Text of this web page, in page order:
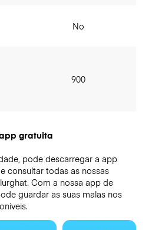
No
900
gratuita
pode descarregar a app
consultar todas as nossas
Com a nossa app de
guardar as suas malas nos